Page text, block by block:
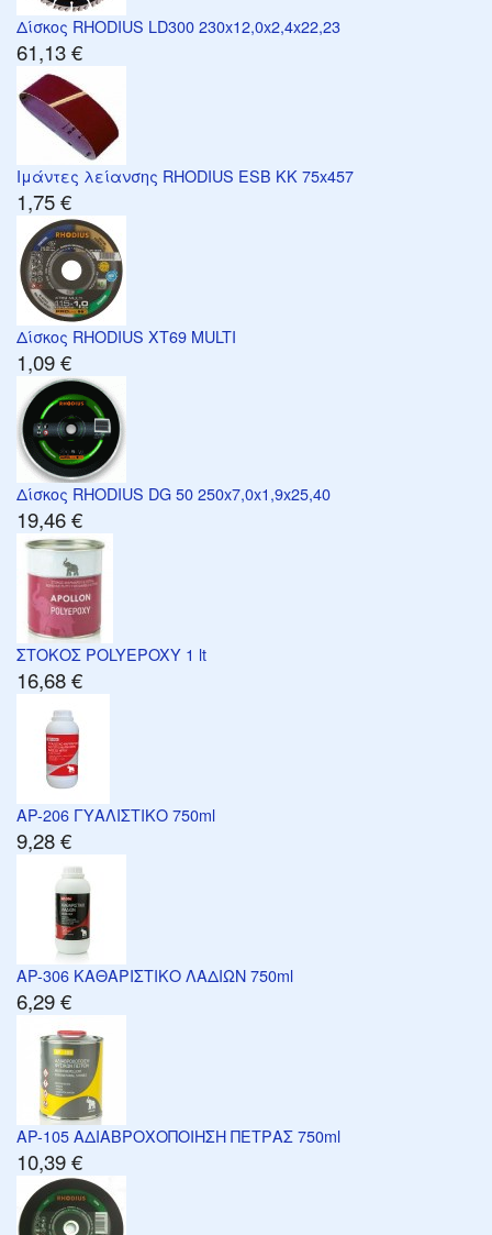
Δίσκος RHODIUS LD300 230x12,0x2,4x22,23
61,13 €
Ιμάντες λείανσης RHODIUS ESB KK 75x457
1,75 €
Δίσκος RHODIUS XT69 MULTI
1,09 €
Δίσκος RHODIUS DG 50 250x7,0x1,9x25,40
19,46 €
ΣΤΟΚΟΣ POLYEPOXY 1 lt
16,68 €
AP-206 ΓΥΑΛΙΣΤΙΚΟ 750ml
9,28 €
AP-306 ΚΑΘΑΡΙΣΤΙΚΟ ΛΑΔΙΩΝ 750ml
6,29 €
AP-105 ΑΔΙΑΒΡΟΧΟΠΟΙΗΣΗ ΠΕΤΡΑΣ 750ml
10,39 €